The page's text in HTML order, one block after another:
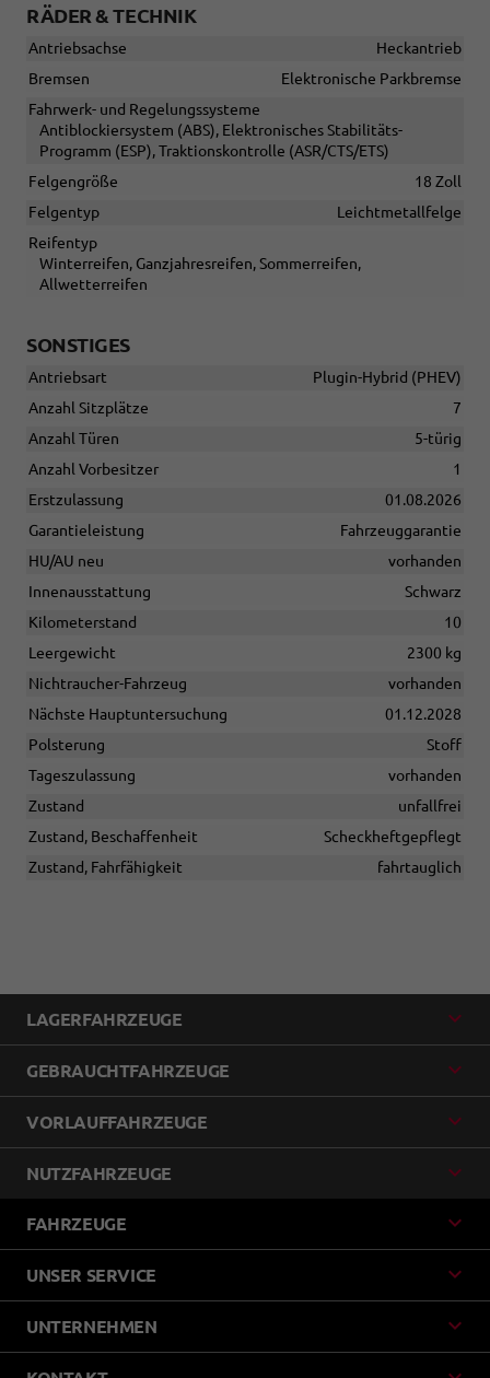
RÄDER & TECHNIK
Antriebsachse
Heckantrieb
Bremsen
Elektronische Parkbremse
Fahrwerk- und Regelungssysteme
Antiblockiersystem (ABS), Elektronisches Stabilitäts-
Programm (ESP), Traktionskontrolle (ASR/CTS/ETS)
Felgengröße
18 Zoll
Felgentyp
Leichtmetallfelge
Reifentyp
Winterreifen, Ganzjahresreifen, Sommerreifen,
Allwetterreifen
SONSTIGES
Antriebsart
Plugin-Hybrid (PHEV)
Anzahl Sitzplätze
7
Anzahl Türen
5-türig
Anzahl Vorbesitzer
1
Erstzulassung
01.08.2026
Garantieleistung
Fahrzeuggarantie
HU/AU neu
vorhanden
Innenausstattung
Schwarz
Kilometerstand
10
Leergewicht
2300 kg
Nichtraucher-Fahrzeug
vorhanden
Nächste Hauptuntersuchung
01.12.2028
Polsterung
Stoff
Tageszulassung
vorhanden
Zustand
unfallfrei
Zustand, Beschaffenheit
Scheckheftgepflegt
Zustand, Fahrfähigkeit
fahrtauglich
LAGERFAHRZEUGE
GEBRAUCHTFAHRZEUGE
VORLAUFFAHRZEUGE
NUTZFAHRZEUGE
FAHRZEUGE
UNSER SERVICE
UNTERNEHMEN